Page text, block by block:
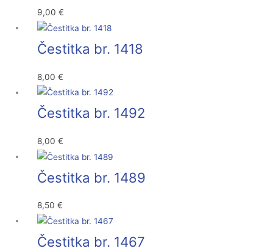
9,00€
Čestitka br. 1418
8,00€
Čestitka br. 1492
8,00€
Čestitka br. 1489
8,50€
Čestitka br. 1467